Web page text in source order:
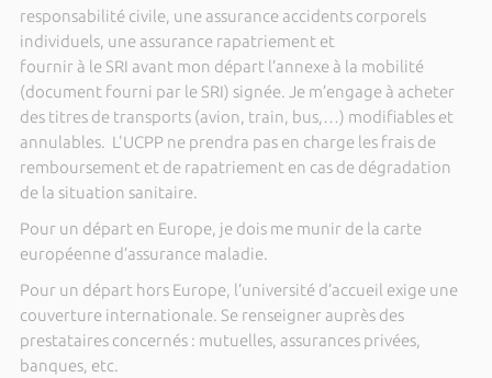
responsabilité civile, une assurance accidents corporels
individuels, une assurance rapatriement et
fournir à le SRI avant mon départ l’annexe à la mobilité
(document fourni par le SRI) signée. Je m’engage à acheter
des titres de transports (avion, train, bus,…) modifiables et
annulables. L'UCPP ne prendra pas en charge les frais de
remboursement et de rapatriement en cas de dégradation
de la situation sanitaire.
Pour un départ en Europe, je dois me munir de la carte
européenne d’assurance maladie.
Pour un départ hors Europe, l’université d’accueil exige une
couverture internationale. Se renseigner auprès des
prestataires concernés : mutuelles, assurances privées,
banques, etc.